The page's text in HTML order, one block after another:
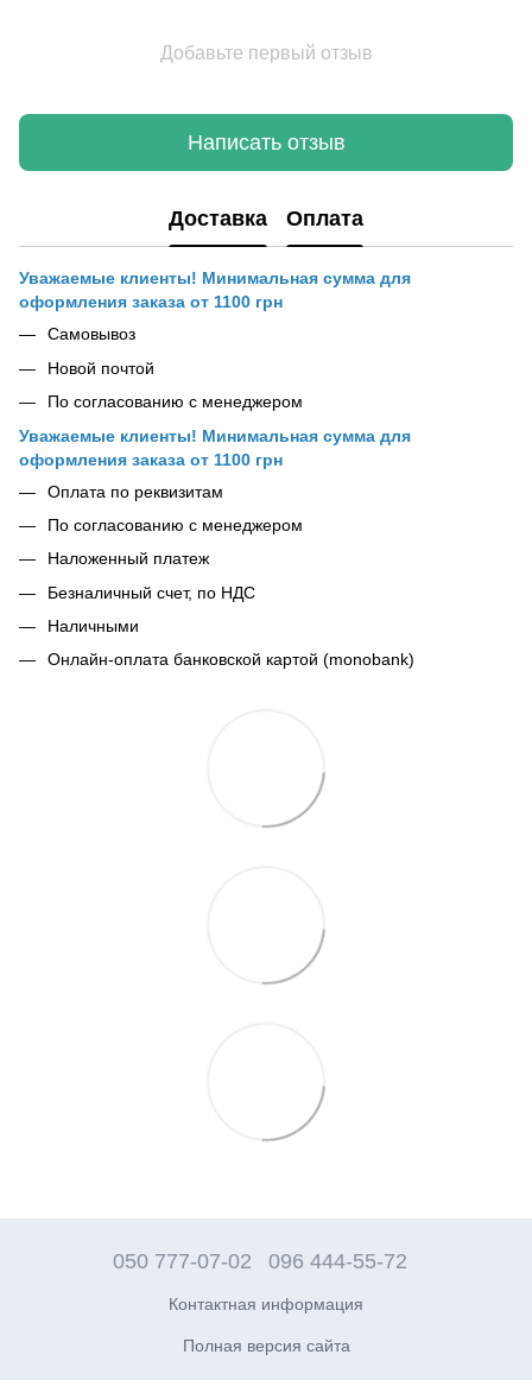
Добавьте первый отзыв
Написать отзыв
Доставка Оплата
Уважаемые клиенты! Минимальная сумма для
оформления заказа от 1100 грн
Самовывоз
Новой почтой
По согласованию с менеджером
Уважаемые клиенты! Минимальная сумма для
оформления заказа от 1100 грн
Оплата по реквизитам
По согласованию с менеджером
Наложенный платеж
Безналичный счет, по НДС
Наличными
Онлайн-оплата банковской картой (monobank)
050 777-07-02 096 444-55-72
Контактная информация
Полная версия сайта